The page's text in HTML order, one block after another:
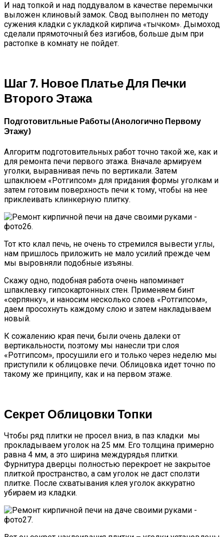
И над топкой и над поддувалом в качестве перемычки
выложен клиновый замок. Свод выполнен по методу
сужения кладки с укладкой кирпича «тычком». Дымоход
сделали прямоточный без изгибов, больше дым при
растопке в комнату не пойдет.
Шаг 7. Новое Платье Для Печки
Второго Этажа
Подготовитльные Работы (анологично Первому
Этажу)
Алгоритм подготовительных работ точно такой же, как и
для ремонта печи первого этажа. Вначале армируем
уголки, выравнивая печь по вертикали. Затем
шпаклюем «Ротгипсом» для придания формы уголкам и
затем готовим поверхность печи к тому, чтобы на нее
приклеивать клинкерную плитку.
Тот кто клал печь, не очень то стремился вывести углы,
нам пришлось приложить не мало усилий прежде чем
мы выровняли подобные изъяны.
Скажу одно, подобная работа очень напоминает
шпаклевку гипсокартонных стен. Применяем бинт
«серпянку», и наносим несколько слоев «Ротгипсом»,
даем просохнуть каждому слою и затем накладываем
новый.
К сожалению края печи, были очень далеки от
вертикальности, поэтому мы нанесли три слоя
«Ротгипсом», просушили его и только через неделю мы
приступили к облицовке печи. Облицовка идет точно по
такому же принципу, как и на первом этаже.
Секрет Облицовки Топки
Чтобы ряд плитки не просел вниз, в паз кладки мы
прокладываем уголок на 25 мм. Его толщина примерно
равна 4 мм, а это ширина междурядья плитки.
Фурнитура дверцы полностью перекроет не закрытое
плиткой пространство, а сам уголок не даст сползти
плитке. После схватывания клея уголок аккуратно
убираем из кладки.